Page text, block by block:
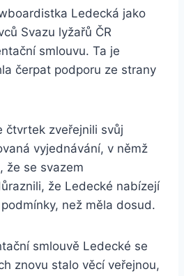
Ledecká jako
Svazu lyžařů ČR
smlouvu. Ta je
čerpat podporu ze strany
čtvrtek zveřejnili svůj
vyjednávání, v němž
že se svazem
že Ledecké nabízejí
než měla dosud.
smlouvě Ledecké se
znovu stalo věcí veřejnou,